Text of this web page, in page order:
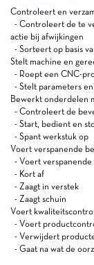
Controleert en
- Controleert de te
actie bij afwijkingen
- Sorteert op basis
Stelt machine en
- Roept een CNC-
- Stelt parameters
Bewerkt onderdelen
- Controleert de
- Start, bedient en
- Spant werkstuk op
Voert verspanende
- Voert
- Kort af
- Zaagt in verstek
- Zaagt schuin
Voert
- Voert
- Verwijdert
- Gaat na wat de